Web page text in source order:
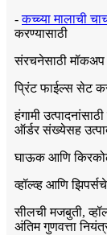
-कच्च्या मालाची
करण्यासाठी
संरचनेसाठी मॉकअप
प्रिंट फाईल्स सेट
हंगामी
ऑर्डर संख्येसह
घाऊक आणि किरकोळ
व्हॉल्व्ह आणि
सीलची मजबुती,
अंतिम गुणवत्ता